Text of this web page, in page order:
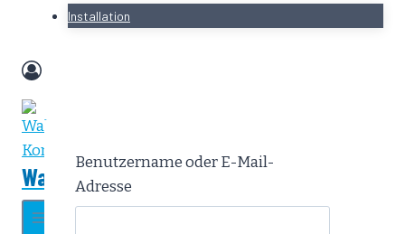
Installation
Wahlkampf-Kompass
Benutzername oder E-Mail-
Adresse